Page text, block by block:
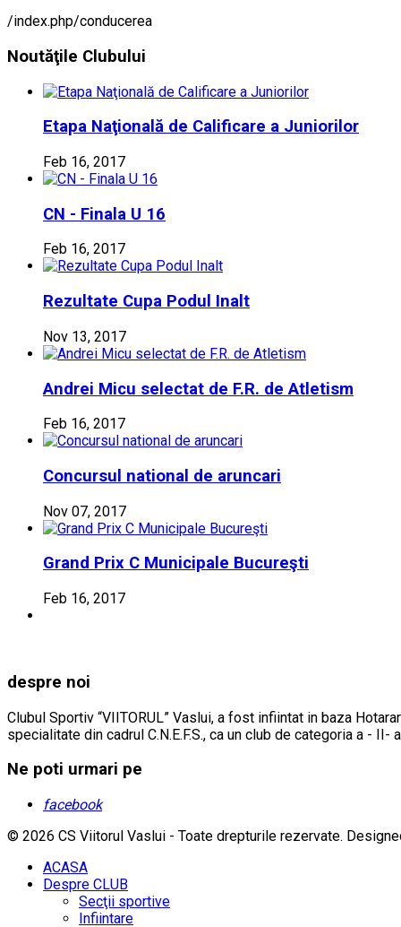
/index.php/conducerea
Noutăţile Clubului
Etapa Naţională de Calificare a Juniorilor
Feb 16, 2017
CN - Finala U 16
Feb 16, 2017
Rezultate Cupa Podul Inalt
Nov 13, 2017
Andrei Micu selectat de F.R. de Atletism
Feb 16, 2017
Concursul national de aruncari
Nov 07, 2017
Grand Prix C Municipale Bucureşti
Feb 16, 2017
despre noi
Clubul Sportiv “VIITORUL” Vaslui, a fost infiintat in baza
specialitate din cadrul C.N.E.F.S., ca un club de categoria a -
Ne poti urmari pe
facebook
© 2026 CS Viitorul Vaslui - Toate drepturile rezervate.
ACASA
Despre CLUB
Secţii sportive
Infiintare